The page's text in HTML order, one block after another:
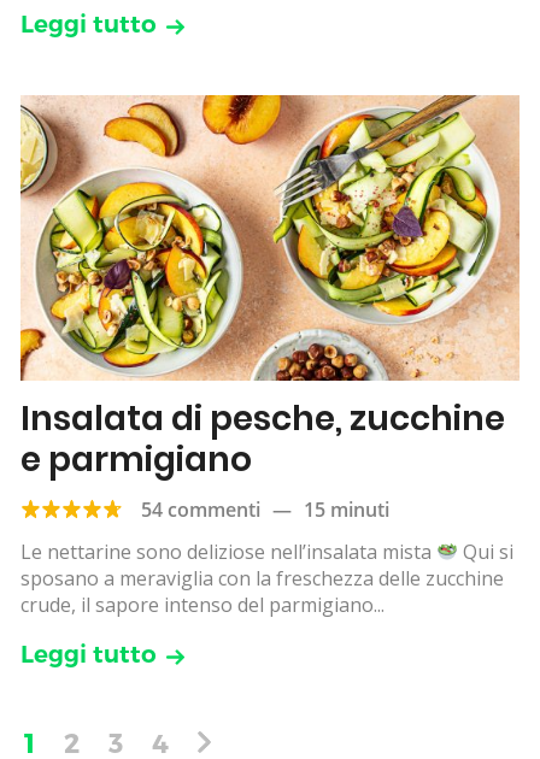
Leggi tutto
Insalata di pesche, zucchine
e parmigiano
54 commenti — 15 minuti
Le nettarine sono deliziose nell’insalata mista
Qui si
sposano a meraviglia con la freschezza delle zucchine
crude, il sapore intenso del parmigiano...
Leggi tutto
1 2 3 4